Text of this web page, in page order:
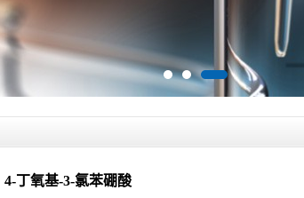
4-丁氧基-3-氯苯硼酸